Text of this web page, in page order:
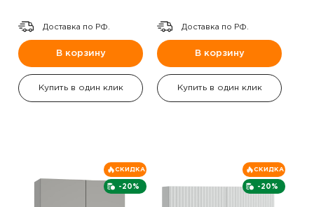
Доставка по РФ.
В корзину
Купить в один клик
Доставка по РФ.
В корзину
Купить в один клик
-20%
СКИДКА
-20%
СКИДКА